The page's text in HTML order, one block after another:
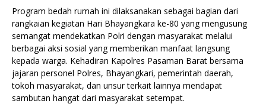
Program bedah rumah ini dilaksanakan sebagai bagian dari
rangkaian kegiatan Hari Bhayangkara ke-80 yang mengusung
semangat mendekatkan Polri dengan masyarakat melalui
berbagai aksi sosial yang memberikan manfaat langsung
kepada warga. Kehadiran Kapolres Pasaman Barat bersama
jajaran personel Polres, Bhayangkari, pemerintah daerah,
tokoh masyarakat, dan unsur terkait lainnya mendapat
sambutan hangat dari masyarakat setempat.